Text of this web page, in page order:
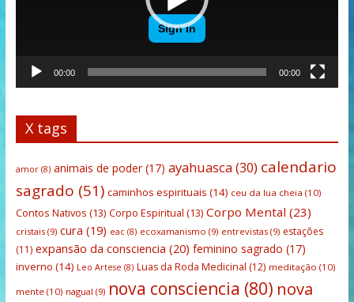
00:00 00:00
X tags
amor(8) animais de poder(17) ayahuasca(30) calendario
sagrado (51) caminhos espirituais (14) ceu da lua cheia (10)
Contos Nativos (13) Corpo Espiritual (13) Corpo Mental (23)
cristais(9) cura (19) eac(8) ecoxamanismo (9) entrevistas(9) estações
(11) expansão da consciencia (20) feminino sagrado (17)
inverno (14) Leo Artese (8) Luas da Roda Medicinal (12) meditação (10)
mente(10) nagual (9) nova consciencia (80) nova